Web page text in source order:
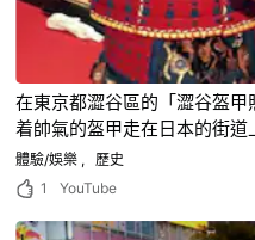
在東京都澀谷區的「澀谷盔
着帥氣的盔甲走在日本的街道
體驗/娛樂
歷史
1
YouTube